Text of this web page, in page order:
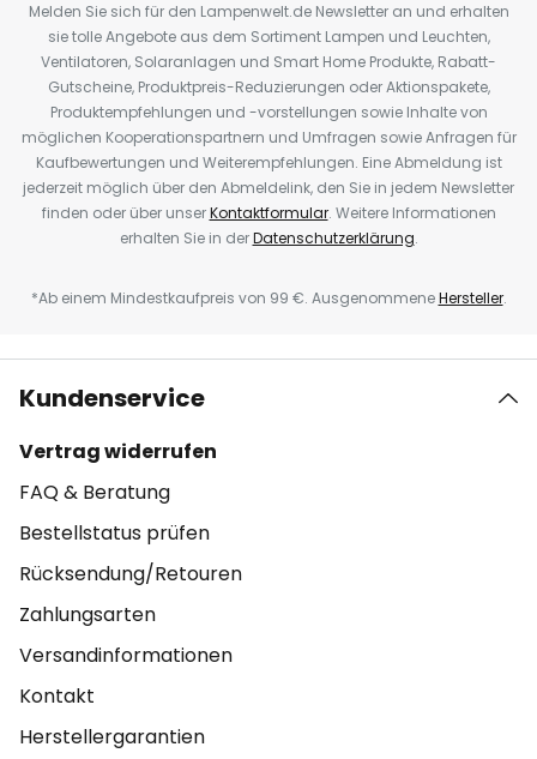
Melden Sie sich für den Lampenwelt.de Newsletter an und erhalten
sie tolle Angebote aus dem Sortiment Lampen und Leuchten,
Ventilatoren, Solaranlagen und Smart Home Produkte, Rabatt-
Gutscheine, Produktpreis-Reduzierungen oder Aktionspakete,
Produktempfehlungen und -vorstellungen sowie Inhalte von
möglichen Kooperationspartnern und Umfragen sowie Anfragen für
Kaufbewertungen und Weiterempfehlungen. Eine Abmeldung ist
jederzeit möglich über den Abmeldelink, den Sie in jedem Newsletter
finden oder über unserKontaktformular. Weitere Informationen
erhalten Sie in derDatenschutzerklärung.
*Ab einem Mindestkaufpreis von 99 €. AusgenommeneHersteller.
Kundenservice
Vertrag widerrufen
FAQ & Beratung
Bestellstatus prüfen
Rücksendung/Retouren
Zahlungsarten
Versandinformationen
Kontakt
Herstellergarantien